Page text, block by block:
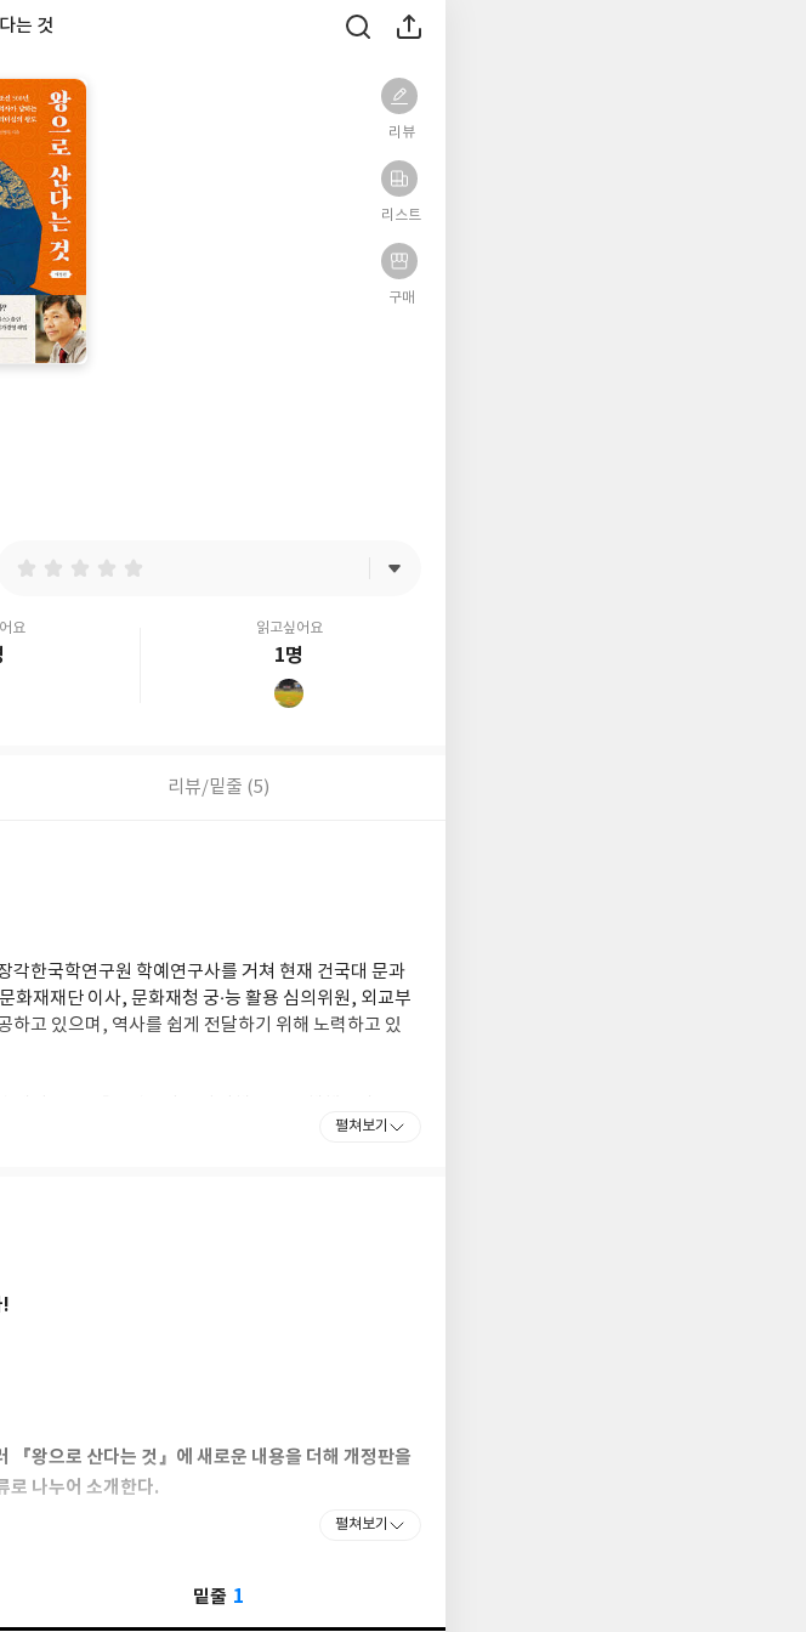
는 것
리뷰
리스트
구매
요 읽고싶어요
1명
리뷰/밑줄 (5)
각한국학연구원 학예연구사를 거쳐 현재 건국대 문과
화재재단 이사, 문화재청 궁·능 활용 심의위원, 외교부
하고 있으며, 역사를 쉽게 전달하기 위해 노력하고 있
「클래스 e」 ‘조선 왕을 만나는 시간’ 시리즈, CJ
산다는 것』, 『왕비로 산다는 것』, 『우리 역사 속
펼쳐보기
!
『왕으로 산다는 것』에 새로운 내용을 더해 개정판을
로 나누어 소개한다.
발명한 왕, 문종
펼쳐보기
밑줄 1